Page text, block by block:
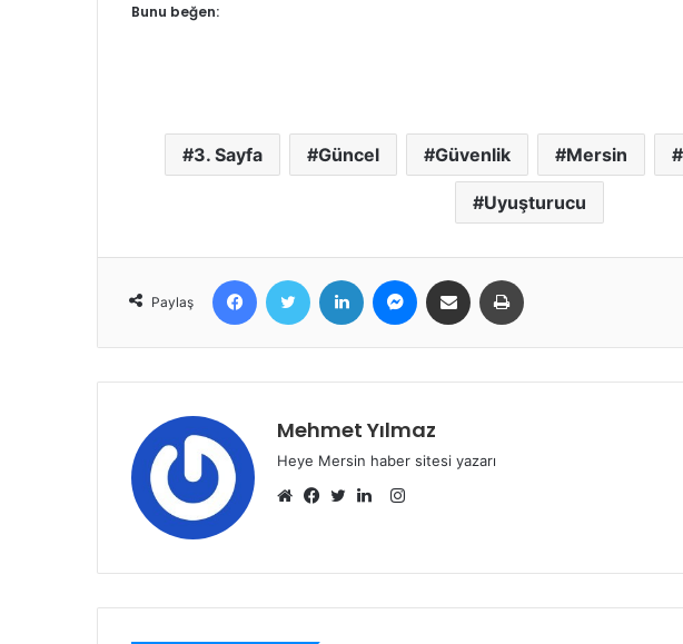
Bunu beğen:
3. Sayfa Güncel Güvenlik Mersin
Uyuşturucu
Paylaş
FacebookTwitter LinkedIn MessengerE-Posta ile paylaş
Mehmet Yılmaz
Heye Mersin haber sitesi yazarı
Instagram